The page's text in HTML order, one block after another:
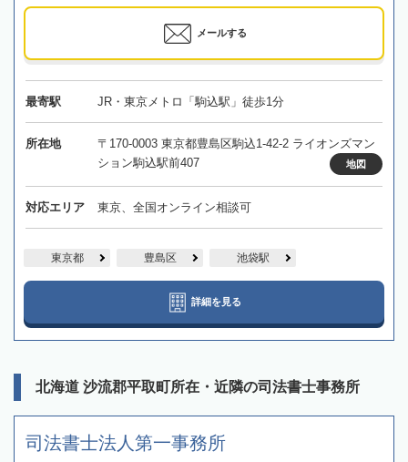
メールする
最寄駅 JR・東京メトロ「駒込駅」徒歩1分
所在地
〒170-0003 東京都豊島区駒込1-42-2 ライオンズマン
ション駒込駅前407
地図
対応エリア 東京、全国オンライン相談可
東京都 豊島区 池袋駅
詳細を見る
北海道 沙流郡平取町所在・近隣の司法書士事務所
司法書士法人第一事務所